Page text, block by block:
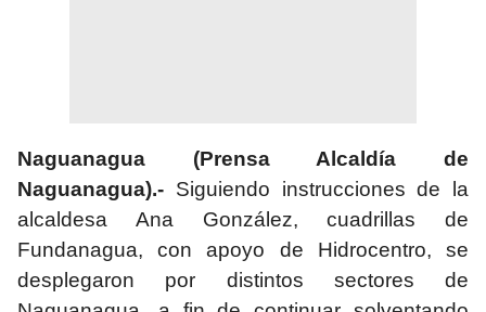
Naguanagua (Prensa Alcaldía de
Naguanagua).- Siguiendo instrucciones de la
alcaldesa Ana González, cuadrillas de
Fundanagua, con apoyo de Hidrocentro, se
desplegaron por distintos sectores de